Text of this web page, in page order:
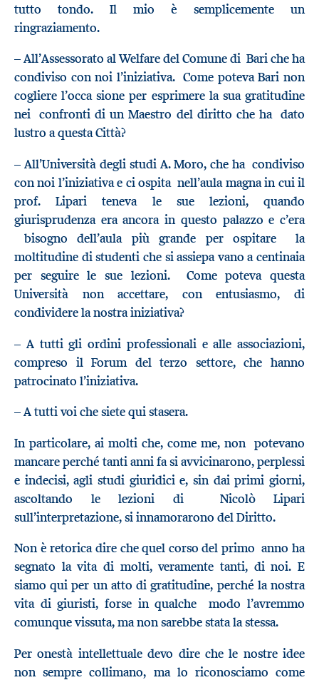
tutto tondo. Il mio è semplicemente un
ringraziamento.
– All’Assessorato al Welfare del Comune di Bari che ha
condiviso con noi l’iniziativa. Come poteva Bari non
cogliere l’occa sione per esprimere la sua gratitudine
nei confronti di un Maestro del diritto che ha dato
lustro a questa Città?
– All’Università degli studi A. Moro, che ha condiviso
con noi l’iniziativa e ci ospita nell’aula magna in cui il
prof. Lipari teneva le sue lezioni, quando
giurisprudenza era ancora in questo palazzo e c’era
bisogno dell’aula più grande per ospitare la
moltitudine di studenti che si assiepa vano a centinaia
per seguire le sue lezioni. Come poteva questa
Università non accettare, con entusiasmo, di
condividere la nostra iniziativa?
– A tutti gli ordini professionali e alle associazioni,
compreso il Forum del terzo settore, che hanno
patrocinato l’iniziativa.
– A tutti voi che siete qui stasera.
In particolare, ai molti che, come me, non potevano
mancare perché tanti anni fa si avvicinarono, perplessi
e indecisi, agli studi giuridici e, sin dai primi giorni,
ascoltando le lezioni di Nicolò Lipari
sull’interpretazione, si innamorarono del Diritto.
Non è retorica dire che quel corso del primo anno ha
segnato la vita di molti, veramente tanti, di noi. E
siamo qui per un atto di gratitudine, perché la nostra
vita di giuristi, forse in qualche modo l’avremmo
comunque vissuta, ma non sarebbe stata la stessa.
Per onestà intellettuale devo dire che le nostre idee
non sempre collimano, ma lo riconosciamo come